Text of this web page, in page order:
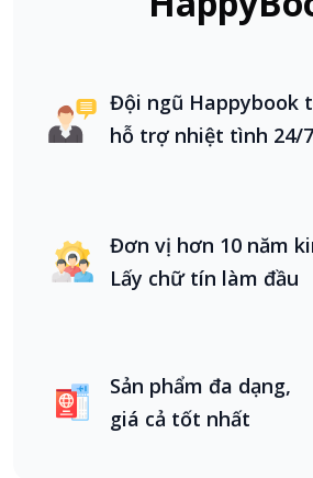
Đội ngũ Happybook
hỗ trợ nhiệt tình 24/7
Đơn vị hơn 10 năm
Lấy chữ tín làm đầu
Sản phẩm đa dạng,
giá cả tốt nhất